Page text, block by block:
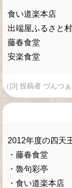
食い道楽本店
出端屋ふるさと
藤春食堂
安楽食堂
（[3] 投稿者 づんつ
2012年度の四天
・藤春食堂
・魯句彩亭
・食い道楽本店